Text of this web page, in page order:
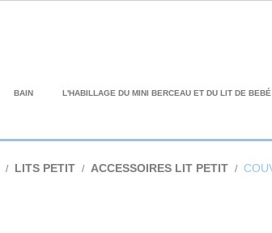
BAIN L'HABILLAGE DU MINI BERCEAU ET DU LIT DE BEBÉ
LITS PETIT ACCESSOIRES LIT PETIT